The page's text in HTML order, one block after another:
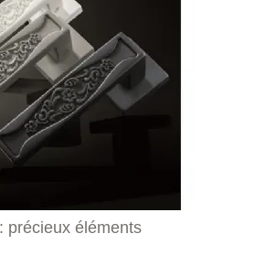
précieux éléments